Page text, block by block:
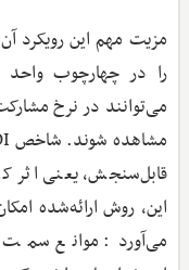
مزیت مهم این رویکرد
را در چهارچوب واحد
می‌توانند در نرخ
قابل‌سنجش، یعنی اثر
این، روش ارائه‌شده
می‌آورد: موانع سمت